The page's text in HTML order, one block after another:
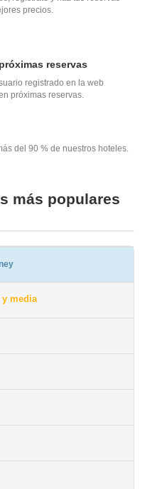
precios.
reservas
registrado en la web
próximas reservas.
del 90 % de nuestros hoteles.
más populares
y media